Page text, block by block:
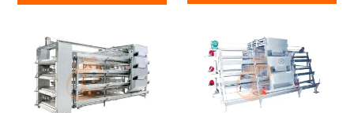
años
24 horas. Números de
WhatsApp: +8618830120193,
+234 8111199996
años.
horas. Número de WhatsApp:
+8618830120193, +234
8111199996